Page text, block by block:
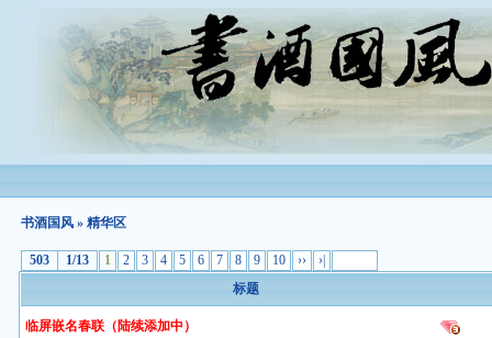
书酒国风 » 精华区
503 1/13 1 2 3 4 5 6 7 8 9 10 ››
›|
标题
临屏嵌名春联（陆续添加中）